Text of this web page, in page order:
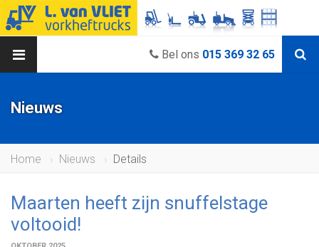
Bel ons 015 369 32 65
Nieuws
Home Nieuws Details
Maarten heeft zijn snuffelstage
voltooid!